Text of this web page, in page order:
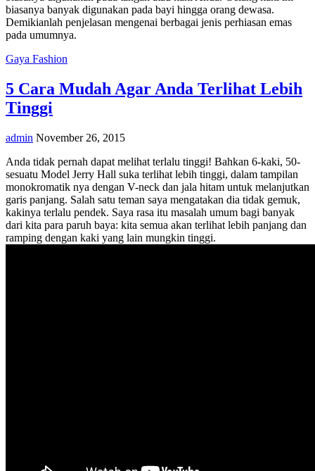
biasanya banyak digunakan pada bayi hingga orang dewasa.
Demikianlah penjelasan mengenai berbagai jenis perhiasan emas
pada umumnya.
Gaya Fashion
5 Cara Mudah Agar Anda Terlihat Lebih
Tinggi
admin November 26, 2015
Anda tidak pernah dapat melihat terlalu tinggi! Bahkan 6-kaki, 50-
sesuatu Model Jerry Hall suka terlihat lebih tinggi, dalam tampilan
monokromatik nya dengan V-neck dan jala hitam untuk melanjutkan
garis panjang. Salah satu teman saya mengatakan dia tidak gemuk,
kakinya terlalu pendek. Saya rasa itu masalah umum bagi banyak
dari kita para paruh baya: kita semua akan terlihat lebih panjang dan
ramping dengan kaki yang lain mungkin tinggi.